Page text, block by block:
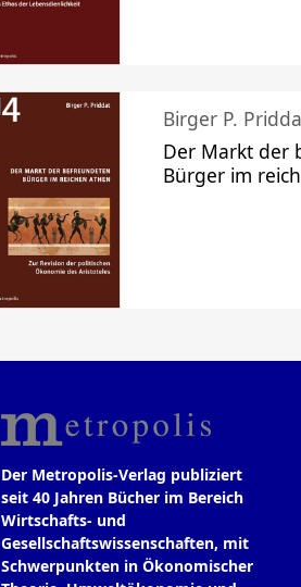
Birger P.
Der Markt der
Bürger im
Der Metropolis-Verlag publiziert
seit 40 Jahren Bücher im Bereich
Wirtschafts- und
Gesellschaftswissenschaften, mit
Schwerpunkten in Ökonomischer